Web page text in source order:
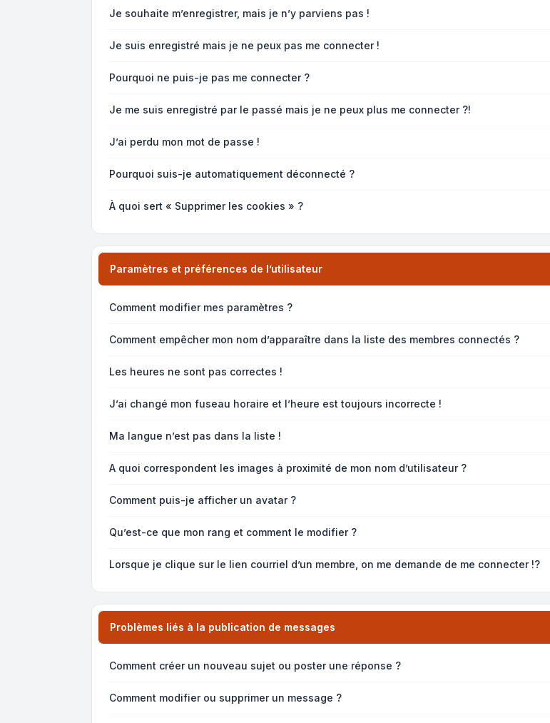
Je souhaite m’enregistrer, mais je n’y parviens pas !
Je suis enregistré mais je ne peux pas me connecter !
Pourquoi ne puis-je pas me connecter ?
Je me suis enregistré par le passé mais je ne peux plus me connecter ?!
J’ai perdu mon mot de passe !
Pourquoi suis-je automatiquement déconnecté ?
À quoi sert « Supprimer les cookies » ?
Paramètres et préférences de l’utilisateur
Comment modifier mes paramètres ?
Comment empêcher mon nom d’apparaître dans la liste des membres connectés ?
Les heures ne sont pas correctes !
J’ai changé mon fuseau horaire et l’heure est toujours incorrecte !
Ma langue n’est pas dans la liste !
A quoi correspondent les images à proximité de mon nom d’utilisateur ?
Comment puis-je afficher un avatar ?
Qu’est-ce que mon rang et comment le modifier ?
Lorsque je clique sur le lien courriel d’un membre, on me demande de me connecter !?
Problèmes liés à la publication de messages
Comment créer un nouveau sujet ou poster une réponse ?
Comment modifier ou supprimer un message ?